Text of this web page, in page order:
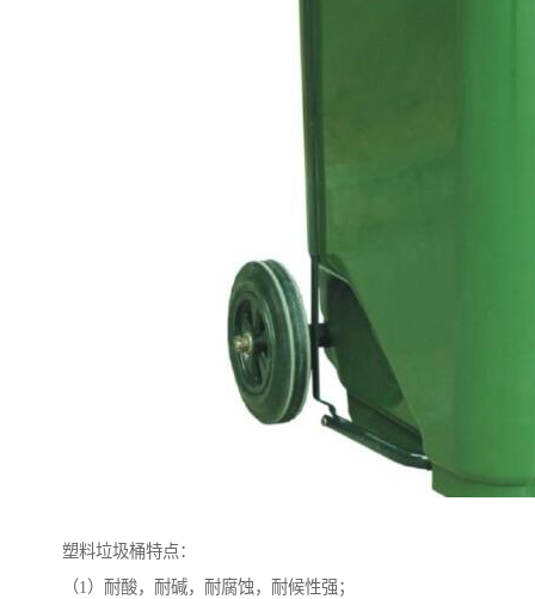
塑料垃圾桶特点：
（1）耐酸，耐碱，耐腐蚀，耐候性强；